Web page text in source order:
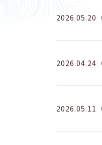
2026.05.20
2026.04.24
2026.05.11